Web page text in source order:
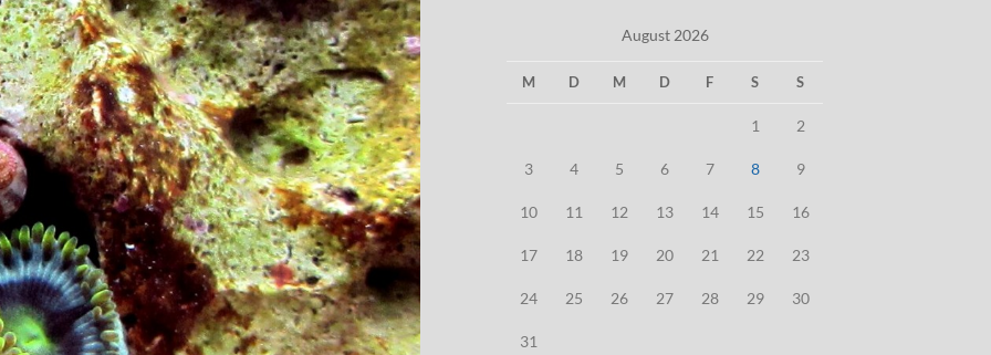
August 2026
M D M D F S S
1 2
3 4 5 6 7 8 9
10 11 12 13 14 15 16
17 18 19 20 21 22 23
24 25 26 27 28 29 30
31